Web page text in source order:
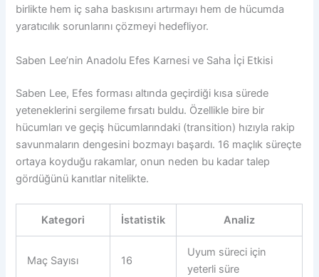
birlikte hem iç saha baskısını artırmayı hem de hücumda
yaratıcılık sorunlarını çözmeyi hedefliyor.
Saben Lee’nin Anadolu Efes Karnesi ve Saha İçi Etkisi
Saben Lee, Efes forması altında geçirdiği kısa sürede
yeteneklerini sergileme fırsatı buldu. Özellikle bire bir
hücumları ve geçiş hücumlarındaki (transition) hızıyla rakip
savunmaların dengesini bozmayı başardı. 16 maçlık süreçte
ortaya koyduğu rakamlar, onun neden bu kadar talep
gördüğünü kanıtlar nitelikte.
Kategori İstatistik Analiz
Maç Sayısı 16
Uyum süreci için
yeterli süre